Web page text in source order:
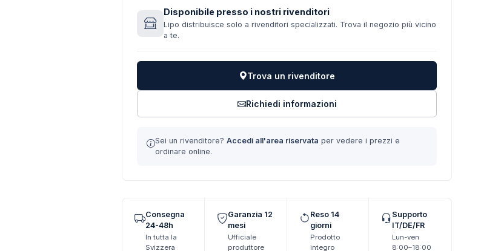
Disponibile presso i nostri rivenditori
Lipo distribuisce solo a rivenditori specializzati. Trova il negozio più vicino
a te.
Trova un rivenditore
Richiedi informazioni
Sei un rivenditore?Accedi all'area riservata per vedere i prezzi e
ordinare online.
Consegna
24-48h
In tutta la
Svizzera
Garanzia 12
mesi
Ufficiale
produttore
Reso 14
giorni
Prodotto
integro
Supporto
IT/DE/FR
Lun-ven
8:00–18:00